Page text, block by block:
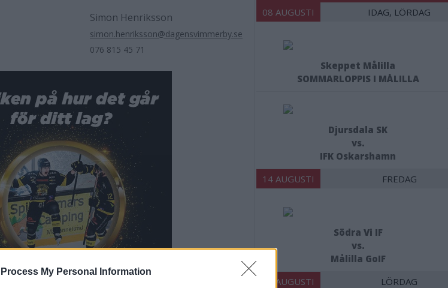
Process My Personal Information
Simon Henriksson
simon.henriksson@dagensvimmerby.se
076 815 45 71
08 AUGUSTI IDAG, LÖRDAG
Skeppet Målilla
SOMMARLOPPIS I MÅLILLA
Djursdala SK
vs.
IFK Oskarshamn
14 AUGUSTI FREDAG
Södra Vi IF
vs.
Målilla GoIF
15 AUGUSTI LÖRDAG